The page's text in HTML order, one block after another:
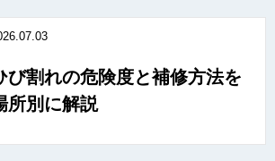
び割れの危険度と補修方法を
所別に解説